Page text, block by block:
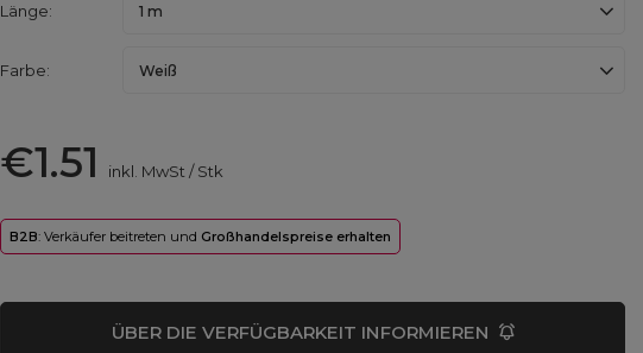
Länge 1 m
Farbe Weiß
€1.51 inkl. MwSt /Stk
B2B: Verkäufer beitreten und Großhandelspreise erhalten
ÜBER DIE VERFÜGBARKEIT INFORMIEREN